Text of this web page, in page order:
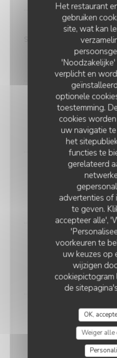
Het restaurant
gebruiken
site, wat kan
verplicht en
optionele
toestemming.
cookies
uw navigatie
het
functies te
gerelateerd
advertenties of
te geven.
accepteer alle',
voorkeuren te
uw keuzes op
wijzigen
cookiepictogram
de
OK,
Weiger alle
Reina
Sauce tomate, mozzarella,
17,50
4
Sauce tomate, mozzarella,
19,00
Verde
Sauce tomate, mozzarella,
grillés, crème de
17,00
Sauce tomate, mozzarella,
19,50
Crème fraiche, mozzarella,
truffe
27,00
LA PLAGE